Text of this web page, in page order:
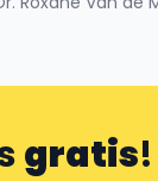
gratis!